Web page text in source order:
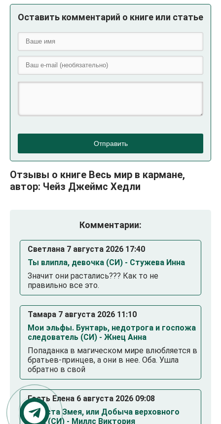
Оставить комментарий о книге или статье
Отправить
Отзывы о книге Весь мир в кармане,
автор: Чейз Джеймс Хедли
Комментарии:
Светлана 7 августа 2026 17:40
Ты влипла, девочка (СИ) - Стужева Инна
Значит они растались??? Как то не
правильно все это.
Тамара 7 августа 2026 11:10
Мои эльфы. Бунтарь, недотрога и госпожа
следователь (СИ) - Жнец Анна
Попаданка в магическом мире влюбляется в
братьев-принцев, а они в нее. Оба. Ушла
обратно в свой
Гость Елена 6 августа 2026 09:08
Невеста Змея, или Добыча верховного
Нага (СИ) - Миллс Виктория